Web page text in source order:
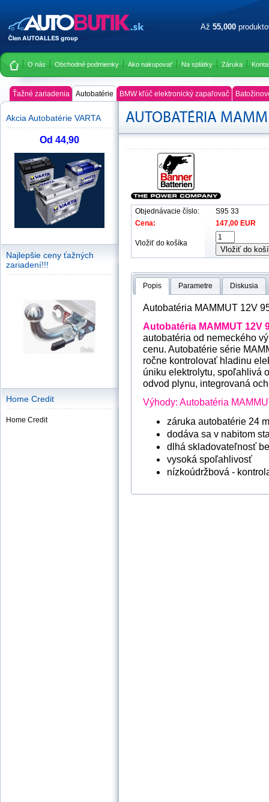
Až 55,000
O nás Obchodné podmienky Ako nakupovať Na splátky Záruka
Ťažné zariadenia Autobatérie BMW kľúč elektronický zapaľovač
Akcia Autobatérie VARTA
Od 44,90
Najlepšie ceny ťažných
zariadení!!!
Home Credit
Home Credit
AUTOBATÉRIA
Objednávacie číslo:
S95 33
Cena:
147,00 EUR
Vložiť do košíka
Vložiť do
Popis Parametre Diskusia
Autobatéria MAMMUT 12V
Autobatéria MAMMUT 12V
autobatéria od nemeckého
cenu. Autobatérie série
ročne kontrolovať hladinu
úniku elektrolytu, spoľahlivá
odvod plynu, integrovaná
Výhody:Autobatéria
záruka autobatérie 24
dodáva sa v nabitom
dlhá skladovateľnosť
vysoká spoľahlivosť
nízkoúdržbová -